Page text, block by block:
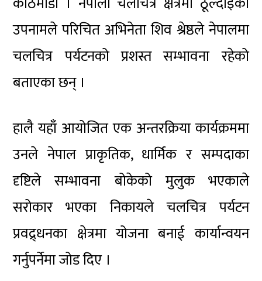
उपनामले परिचित अभिनेता शिव श्रेष्ठले नेपालमा
चलचित्र पर्यटनको प्रशस्त सम्भावना रहेको
बताएका छन् ।
हालै यहाँ आयोजित एक अन्तरक्रिया कार्यक्रममा
उनले नेपाल प्राकृतिक, धार्मिक र सम्पदाका
दृष्टिले सम्भावना बोकेको मुलुक भएकाले
सरोकार भएका निकायले चलचित्र पर्यटन
प्रवद्र्धनका क्षेत्रमा योजना बनाई कार्यान्वयन
गर्नुपर्नेमा जोड दिए ।